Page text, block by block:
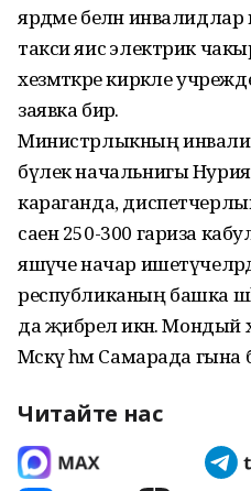
ярдәме белән
такси яисә электрик
хезмәткәре кирәкле
заявка бирә.
Министрлыкның
бүлек начальнигы Нурия
караганда, диспетчерлык
саен 250-300 гариза
яшәүче начар
республиканың башка
да җибәрелә икән.
Мәскәү һәм Самарада гына
Читайте нас